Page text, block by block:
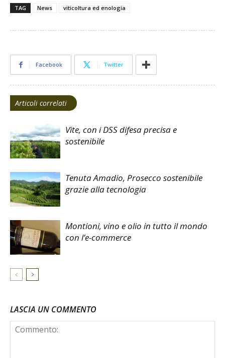
TAG News viticoltura ed enologia
Facebook Twitter
Articoli correlati
Vite, con i DSS difesa precisa e
sostenibile
Tenuta Amadio, Prosecco sostenibile
grazie alla tecnologia
Montioni, vino e olio in tutto il mondo
con l’e-commerce
LASCIA UN COMMENTO